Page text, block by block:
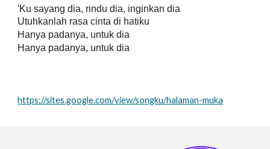
'Ku sayang dia, rindu dia, inginkan dia
Utuhkanlah rasa cinta di hatiku
Hanya padanya, untuk dia
Hanya padanya, untuk dia
https://sites.google.com/view/songku/halaman-muka